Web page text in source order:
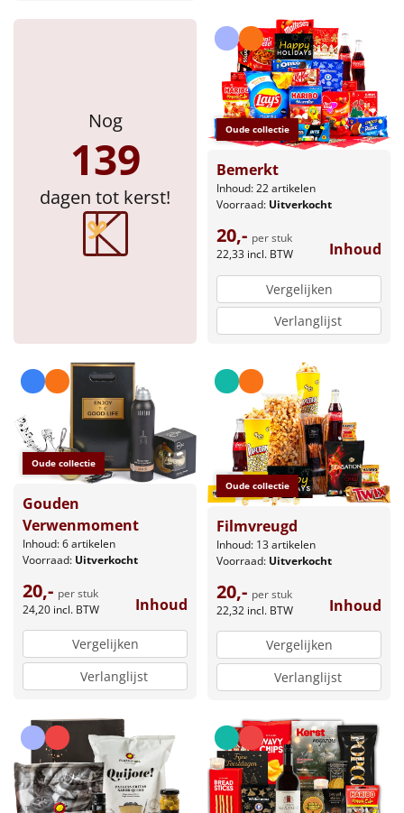
Nog
139
dagen tot kerst!
Oude collectie
Bemerkt
Inhoud: 22 artikelen
Voorraad: Uitverkocht
20,- per stuk
22,33 incl. BTW Inhoud
Vergelijken
Verlanglijst
Oude collectie
Gouden
Verwenmoment
Inhoud: 6 artikelen
Voorraad: Uitverkocht
20,- per stuk
24,20 incl. BTW Inhoud
Vergelijken
Verlanglijst
Oude collectie
Filmvreugd
Inhoud: 13 artikelen
Voorraad: Uitverkocht
20,- per stuk
22,32 incl. BTW Inhoud
Vergelijken
Verlanglijst